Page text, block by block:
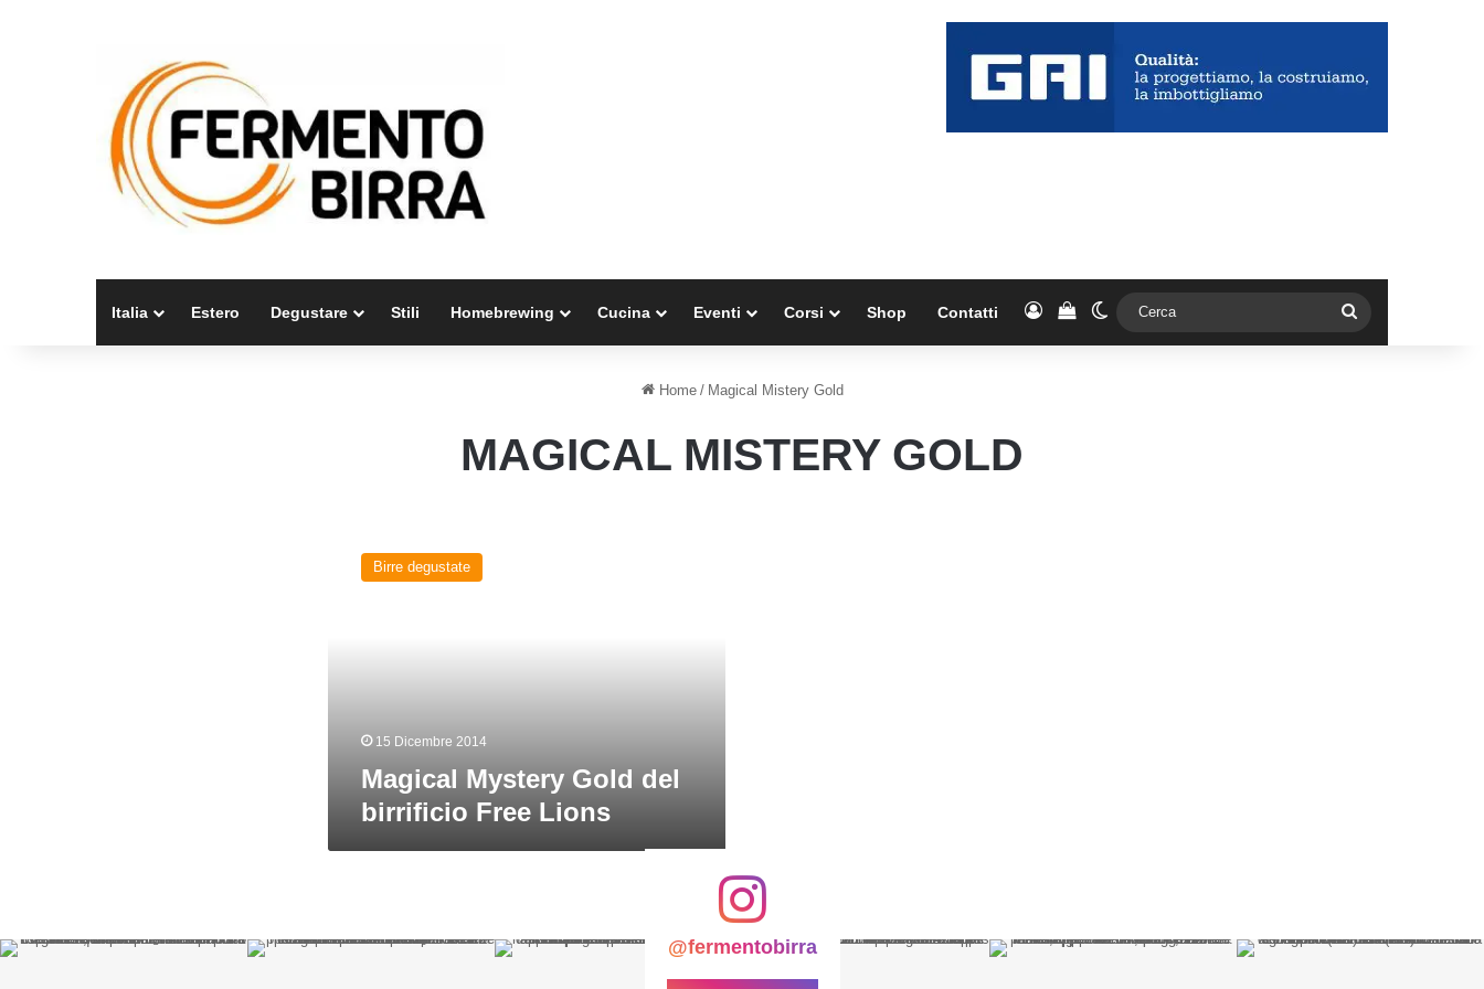
Italia Estero Degustare Stili Homebrewing Cucina Eventi Corsi Shop Contatti AccediVedi il carrello
Cambia aspetto
Home / Magical Mistery Gold
MAGICAL MISTERY GOLD
Mystery
Birre degustate
15 Dicembre 2014
Magical Mystery Gold del
birrificio Free Lions
@fermentobirra